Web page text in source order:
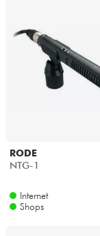
RODE
NTG-1
Internet
Shops